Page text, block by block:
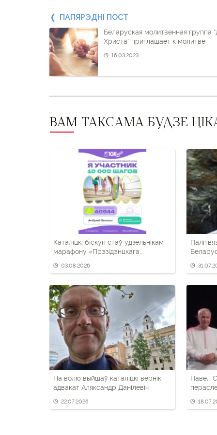
Папярэдні
пост
і
наступны
пост
ПАПЯРЭДНІ ПОСТ
Беларуская молитвенная группа
Христа” приглашает к молитве
16.03.2023
ВАМ ТАКСАМА БУДЗЕ
Каталіцкі біскуп стаў удзельнікам
марафону «Прэзідэнцкага
03.08.2026
На волю выйшаў каталіцкі вернік і
адвакат Аляксандр Данілевіч
22.07.2026
Павел